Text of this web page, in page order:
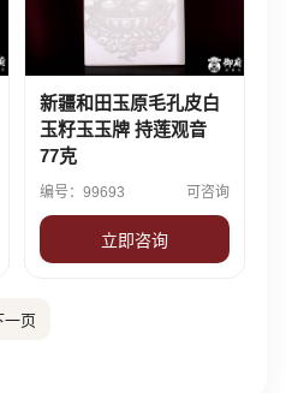
新疆和田玉原毛孔皮白
玉籽玉玉牌 持莲观音
77克
编号：99693 可咨询
立即咨询
一页